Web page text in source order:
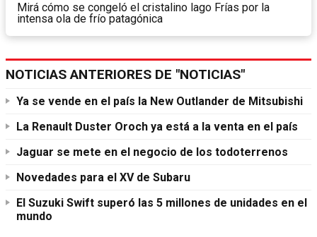
Mirá cómo se congeló el cristalino lago Frías por la
intensa ola de frío patagónica
NOTICIAS ANTERIORES DE "NOTICIAS"
Ya se vende en el país la New Outlander de Mitsubishi
La Renault Duster Oroch ya está a la venta en el país
Jaguar se mete en el negocio de los todoterrenos
Novedades para el XV de Subaru
El Suzuki Swift superó las 5 millones de unidades en el
mundo